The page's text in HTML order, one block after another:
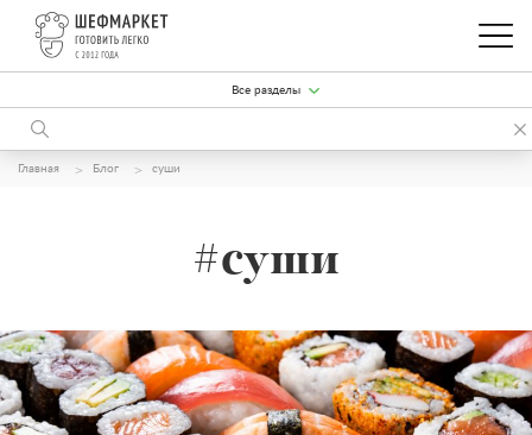
Все разделы
Главная Блог суши
#суши